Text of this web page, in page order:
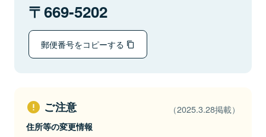
669-5202
郵便番号をコピーする
ご注意 （2025.3.28掲載）
住所等の変更情報